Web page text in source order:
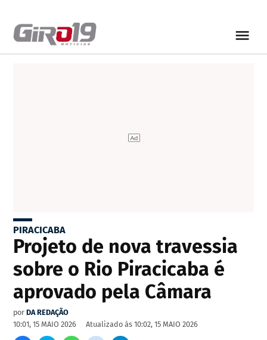
PIRACICABA
Projeto de nova travessia
sobre o Rio Piracicaba é
aprovado pela Câmara
por DA REDAÇÃO
10:01, 15 MAIO 2026
Atualizado às 10:02, 15 MAIO 2026